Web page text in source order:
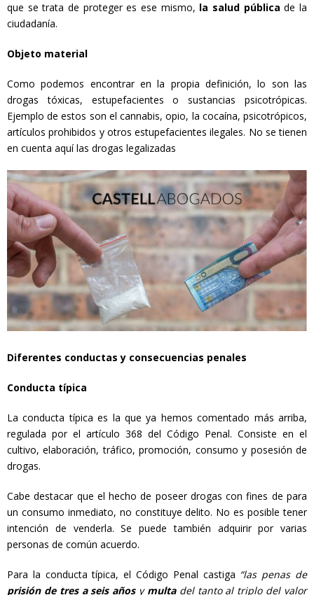
que se trata de proteger es ese mismo, la salud pública de la
ciudadanía.
Objeto material
Como podemos encontrar en la propia definición, lo son las
drogas tóxicas, estupefacientes o sustancias psicotrópicas.
Ejemplo de estos son el cannabis, opio, la cocaína, psicotrópicos,
artículos prohibidos y otros estupefacientes ilegales. No se tienen
en cuenta aquí las drogas legalizadas
Diferentes conductas y consecuencias penales
Conducta típica
La conducta típica es la que ya hemos comentado más arriba,
regulada por el artículo 368 del Código Penal. Consiste en el
cultivo, elaboración, tráfico, promoción, consumo y posesión de
drogas.
Cabe destacar que el hecho de poseer drogas con fines de para
un consumo inmediato, no constituye delito. No es posible tener
intención de venderla. Se puede también adquirir por varias
personas de común acuerdo.
Para la conducta típica, el Código Penal castiga “las penas de
prisión de tres a seis añosy multadel tanto al triplo del valor